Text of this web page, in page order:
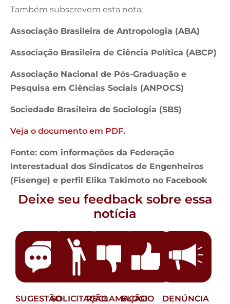
Também subscrevem esta nota:
Associação Brasileira de Antropologia (ABA)
Associação Brasileira de Ciência Política (ABCP)
Associação Nacional de Pós-Graduação e
Pesquisa em Ciências Sociais (ANPOCS)
Sociedade Brasileira de Sociologia (SBS)
Veja o documento em PDF.
Fonte: com informações da Federação
Interestadual dos Sindicatos de Engenheiros
(Fisenge) e perfil Elika Takimoto no Facebook
Deixe seu feedback sobre essa
notícia
SUGESTÃOSOLICITAÇÃORECLAMAÇÃO
ELOGIO DENÚNCIA